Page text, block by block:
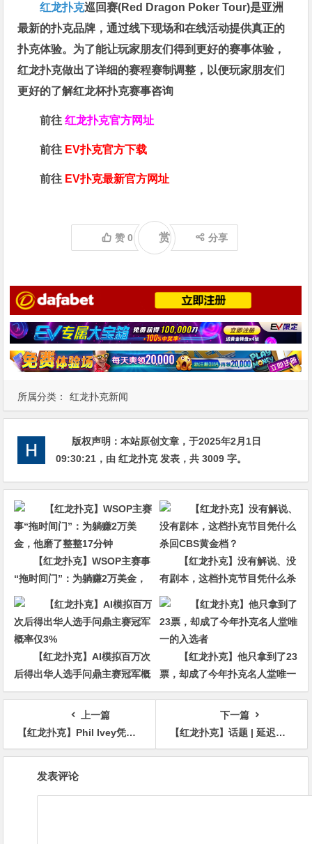
所属分类： 红龙扑克新闻
红龙扑克巡回赛​(Red Dragon Poker Tour)是亚洲
最新的扑克品牌，通过线下现场和在线活动提供真正的
扑克体验。为了能让玩家朋友们得到更好的赛事体验，
红龙扑克做出了详细的赛程赛制调整，以便玩家朋友们
更好的了解红龙杯扑克赛事咨询
前往红龙扑克官方网址
前往 EV扑克官方下载
前往 EV扑克最新官方网址
赞0 赏 分享
版权声明：本站原创文章，于2025年2月1日
09:30:21 ，由红龙扑克发表，共 3009 字。
【红龙扑克】WSOP主赛事
“拖时间门”：为躺赚2万美金，
他磨了整整17分钟
【红龙扑克】没有解说、没
有剧本，这档扑克节目凭什么杀
回CBS黄金档？
【红龙扑克】AI模拟百万次
后得出华人选手问鼎主赛冠军概
率仅3%
【红龙扑克】他只拿到了23
票，却成了今年扑克名人堂唯一
的入选者
上一篇
【红龙扑克】Phil Ivey凭什么被认为是“史上最伟大牌手”
下一篇
【红龙扑克】话题 | 延迟注册对EV的提升有多大？
发表评论